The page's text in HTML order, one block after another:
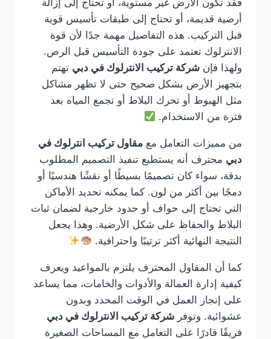
فقد تكون الأرض غير مستوية، أو تحتاج إلى إزالة
أرضية قديمة، أو تحتاج إلى طبقات تأسيس قوية
قبل التركيب. هذه التفاصيل مهمة جدًا لأن قوة
الانترلوك تعتمد على جودة التأسيس قبل الرص.
ولهذا فإن شركة تركيب الانترلوك في دبي تهتم
بتجهيز الأرض بشكل صحيح حتى لا تظهر مشاكل
مثل الهبوط أو تحرك البلاط أو تجمع المياه بعد
فترة من الاستخدام.
من مميزات التعامل مع مقاول تركيب انترلوك في
دبي محترف أنه يستطيع تنفيذ التصميم المطلوب
بدقة، سواء كان تصميمًا بسيطًا أو نقشًا هندسيًا أو
دمجًا بين أكثر من لون. كما يمكنه تحديد الأماكن
التي تحتاج إلى حواف أو حدود خارجية لضمان ثبات
البلاط والحفاظ على شكل الأرضية. وهذا يجعل
النتيجة النهائية أكثر ترتيبًا واحترافية.
كما أن المقاول المحترف يلتزم بالمواعيد ويعرف
كيفية إدارة العمالة والأدوات والخامات، مما يساعد
على إنجاز العمل في الوقت المحدد وبدون
عشوائية. وتوفر شركة تركيب الانترلوك في دبي
فريقًا قادرًا على التعامل مع المساحات الصغيرة